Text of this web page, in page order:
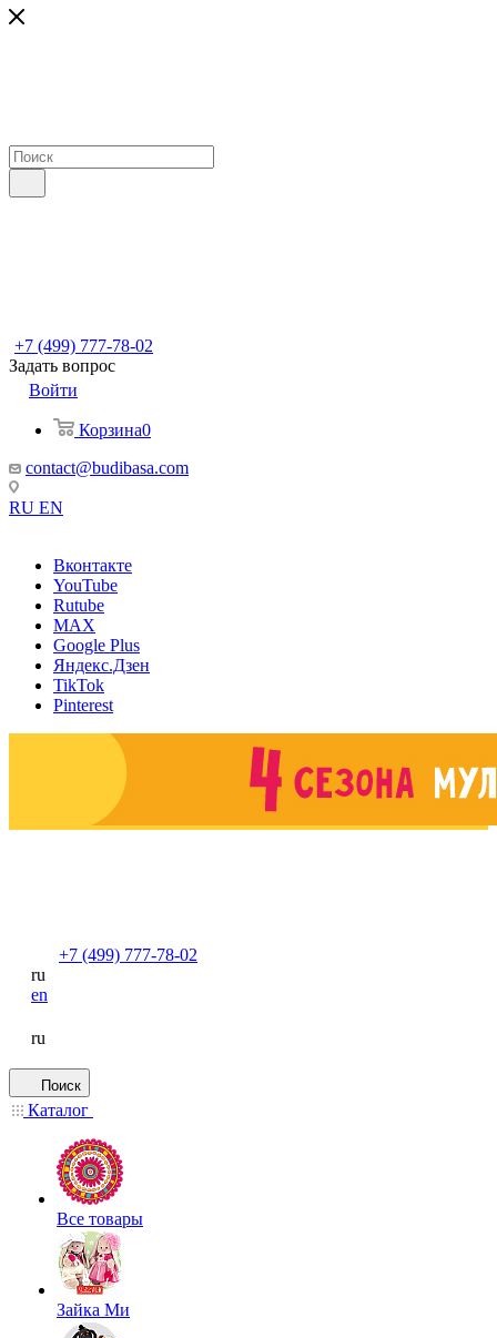
+7 (499) 777-78-02
Задать вопрос
Войти
Корзина0
contact@budibasa.com
RU EN
Вконтакте
YouTube
Rutube
MAX
Google Plus
Яндекс.Дзен
TikTok
Pinterest
+7 (499) 777-78-02
ru
en
ru
Поиск
Каталог
Все товары
Зайка Ми